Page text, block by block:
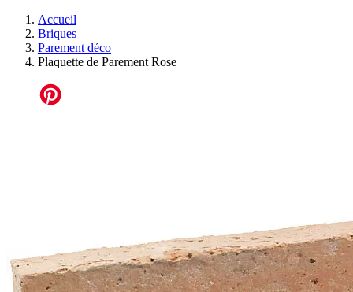
Accueil
Briques
Parement déco
Plaquette de Parement Rose